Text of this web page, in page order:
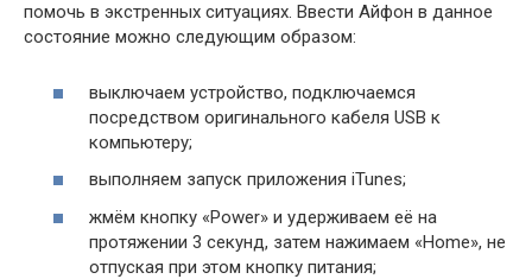
помочь в экстренных ситуациях. Ввести Айфон в данное
состояние можно следующим образом:
выключаем устройство, подключаемся
посредством оригинального кабеля USB к
компьютеру;
выполняем запуск приложения iTunes;
жмём кнопку «Power» и удерживаем её на
протяжении 3 секунд, затем нажимаем «Home», не
отпуская при этом кнопку питания;